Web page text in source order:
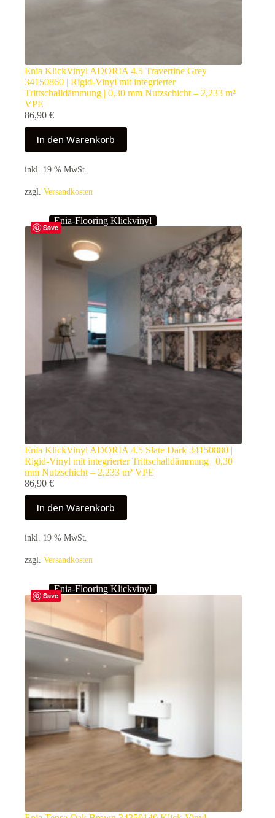
Enia KlickVinyl ADORIA 4.5 Travertine Grey
34150860 | Rigid-Vinyl mit integrierter
Trittschalldämmung | 0,30 mm Nutzschicht – 2,233 m²
VPE
86,90 €
In den Warenkorb
inkl. 19 % MwSt.
zzgl. Versandkosten
Save
Enia-Flooring Klickvinyl
Enia KlickVinyl ADORIA 4.5 Slate Dark 34150880 |
Rigid-Vinyl mit integrierter Trittschalldämmung | 0,30
mm Nutzschicht – 2,233 m² VPE
86,90 €
In den Warenkorb
inkl. 19 % MwSt.
zzgl. Versandkosten
Save
Enia-Flooring Klickvinyl